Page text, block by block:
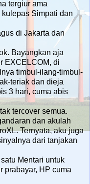
tergiur ama
Simpati dan
di Jakarta dan
Bayangkan aja
EXCELCOM, di
timbul-ilang-timbul-
teriak dan dieja
3 hari, cuma abis
tercover semua.
dan akulah
Ternyata, aku juga
dari tanjakan
Mentari untuk
prabayar, HP cuma